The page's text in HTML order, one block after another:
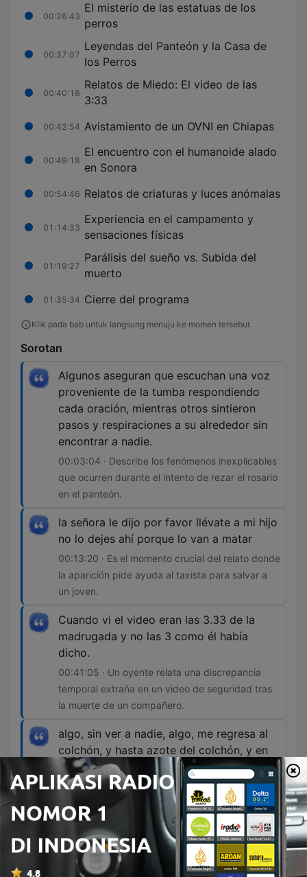
00:26:43
El misterio de las estatuas de los
perros
00:37:07
Leyendas del Panteón y la Casa de
los Perros
00:40:18
Relatos de Miedo: El video de las
3:33
00:42:54 Avistamiento de un OVNI en Chiapas
00:49:18
El encuentro con el humanoide alado
en Sonora
00:54:46 Relatos de criaturas y luces anómalas
01:14:33
Experiencia en el campamento y
sensaciones físicas
01:19:27
Parálisis del sueño vs. Subida del
muerto
01:35:34 Cierre del programa
Klik pada bab untuk langsung menuju ke momen tersebut
Sorotan
Algunos aseguran que escuchan una voz
proveniente de la tumba respondiendo
cada oración, mientras otros sintieron
pasos y respiraciones a su alrededor sin
encontrar a nadie.
00:03:04 · Describe los fenómenos inexplicables
que ocurren durante el intento de rezar el rosario
en el panteón.
la señora le dijo por favor llévate a mi hijo
no lo dejes ahí porque lo van a matar
00:13:20 · Es el momento crucial del relato donde
la aparición pide ayuda al taxista para salvar a
un joven.
Cuando vi el video eran las 3.33 de la
madrugada y no las 3 como él había
dicho.
00:41:05 · Un oyente relata una discrepancia
temporal extraña en un video de seguridad tras
la muerte de un compañero.
algo, sin ver a nadie, algo, me regresa al
colchón, y hasta azote del colchón, y en
ese momento, sentí todo mi cuerpo frío,
frío, frío, y ya no me pude mover, sin ver a
01:17:41 · El narrador describe el momento
culminante de su experiencia paranormal donde
experimentó una parálisis física acompañada de
frío intenso.